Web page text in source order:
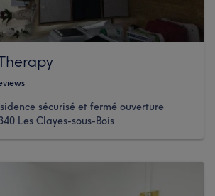
sécurisé et fermé ouverture
Les Clayes-sous-Bois